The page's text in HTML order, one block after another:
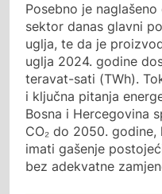
Posebno je
sektor danas glavni
uglja, te da je
uglja 2024. godine
teravat-sati (TWh).
i ključna pitanja
Bosna i Hercegovina
CO₂ do 2050.
imati gašenje
bez adekvatne